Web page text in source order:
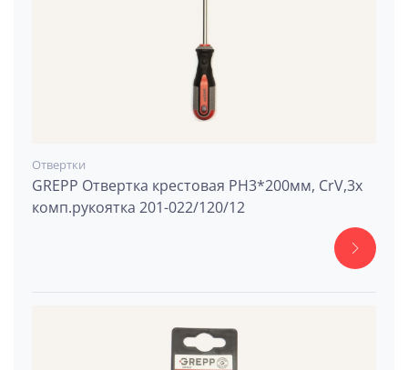
Отвертки
GREPP Отвертка крестовая PH3*200мм, CrV,3х
комп.рукоятка 201-022/120/12